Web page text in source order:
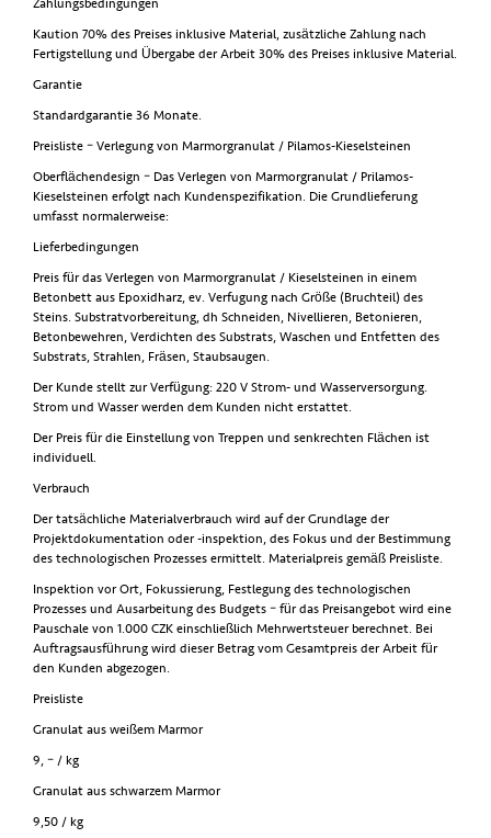
Kaution 70% des Preises inklusive Material, zusätzliche Zahlung nach
Fertigstellung und Übergabe der Arbeit 30% des Preises inklusive Material.
Garantie
Standardgarantie 36 Monate.
Preisliste – Verlegung von Marmorgranulat / Pilamos-Kieselsteinen
Oberflächendesign – Das Verlegen von Marmorgranulat / Prilamos-
Kieselsteinen erfolgt nach Kundenspezifikation. Die Grundlieferung
umfasst normalerweise:
Lieferbedingungen
Preis für das Verlegen von Marmorgranulat / Kieselsteinen in einem
Betonbett aus Epoxidharz, ev. Verfugung nach Größe (Bruchteil) des
Steins. Substratvorbereitung, dh Schneiden, Nivellieren, Betonieren,
Betonbewehren, Verdichten des Substrats, Waschen und Entfetten des
Substrats, Strahlen, Fräsen, Staubsaugen.
Der Kunde stellt zur Verfügung: 220 V Strom- und Wasserversorgung.
Strom und Wasser werden dem Kunden nicht erstattet.
Der Preis für die Einstellung von Treppen und senkrechten Flächen ist
individuell.
Verbrauch
Der tatsächliche Materialverbrauch wird auf der Grundlage der
Projektdokumentation oder -inspektion, des Fokus und der Bestimmung
des technologischen Prozesses ermittelt. Materialpreis gemäß Preisliste.
Inspektion vor Ort, Fokussierung, Festlegung des technologischen
Prozesses und Ausarbeitung des Budgets – für das Preisangebot wird eine
Pauschale von 1.000 CZK einschließlich Mehrwertsteuer berechnet. Bei
Auftragsausführung wird dieser Betrag vom Gesamtpreis der Arbeit für
den Kunden abgezogen.
Preisliste
Granulat aus weißem Marmor
9, – / kg
Granulat aus schwarzem Marmor
9,50 / kg